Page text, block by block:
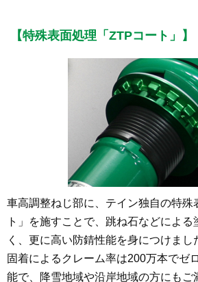
【特殊表面処理「ZTPコート」】
車高調整ねじ部に、テイン独自の特殊
ト」を施すことで、跳ね石などによる
く、更に高い防錆性能を身につけまし
固着によるクレーム率は200万本でゼ
能で、降雪地域や沿岸地域の方にもご